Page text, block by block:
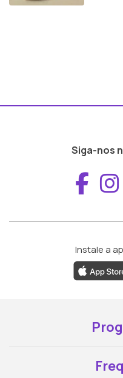
Siga-nos
Instale a